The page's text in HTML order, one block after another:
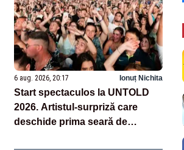
6 aug. 2026, 20:17 Ionuț Nichita
Start spectaculos la UNTOLD
2026. Artistul-surpriză care
deschide prima seară de